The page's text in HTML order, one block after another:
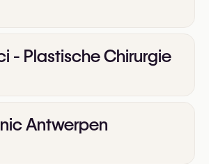
- Plastische Chirurgie
Antwerpen